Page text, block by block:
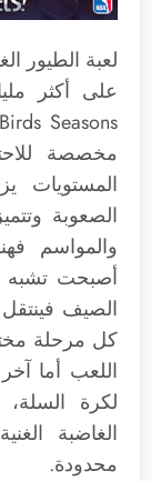
لعبة الطيور
على أكثر
مخصصة
الصعوبة
والمواسم
أصبحت تشبه
الصيف
كل مرحلة
اللعب أما
لكرة السلة،
الغاضبة
محدودة.